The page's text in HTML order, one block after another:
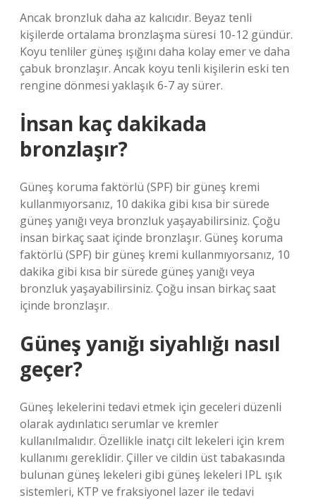
Ancak bronzluk daha az kalıcıdır. Beyaz tenli
kişilerde ortalama bronzlaşma süresi 10-12 gündür.
Koyu tenliler güneş ışığını daha kolay emer ve daha
çabuk bronzlaşır. Ancak koyu tenli kişilerin eski ten
rengine dönmesi yaklaşık 6-7 ay sürer.
İnsan kaç dakikada
bronzlaşır?
Güneş koruma faktörlü (SPF) bir güneş kremi
kullanmıyorsanız, 10 dakika gibi kısa bir sürede
güneş yanığı veya bronzluk yaşayabilirsiniz. Çoğu
insan birkaç saat içinde bronzlaşır. Güneş koruma
faktörlü (SPF) bir güneş kremi kullanmıyorsanız, 10
dakika gibi kısa bir sürede güneş yanığı veya
bronzluk yaşayabilirsiniz. Çoğu insan birkaç saat
içinde bronzlaşır.
Güneş yanığı siyahlığı nasıl
geçer?
Güneş lekelerini tedavi etmek için geceleri düzenli
olarak aydınlatıcı serumlar ve kremler
kullanılmalıdır. Özellikle inatçı cilt lekeleri için krem ​​
kullanımı gereklidir. Çiller ve cildin üst tabakasında
bulunan güneş lekeleri gibi güneş lekeleri IPL ışık
sistemleri, KTP ve fraksiyonel lazer ile tedavi